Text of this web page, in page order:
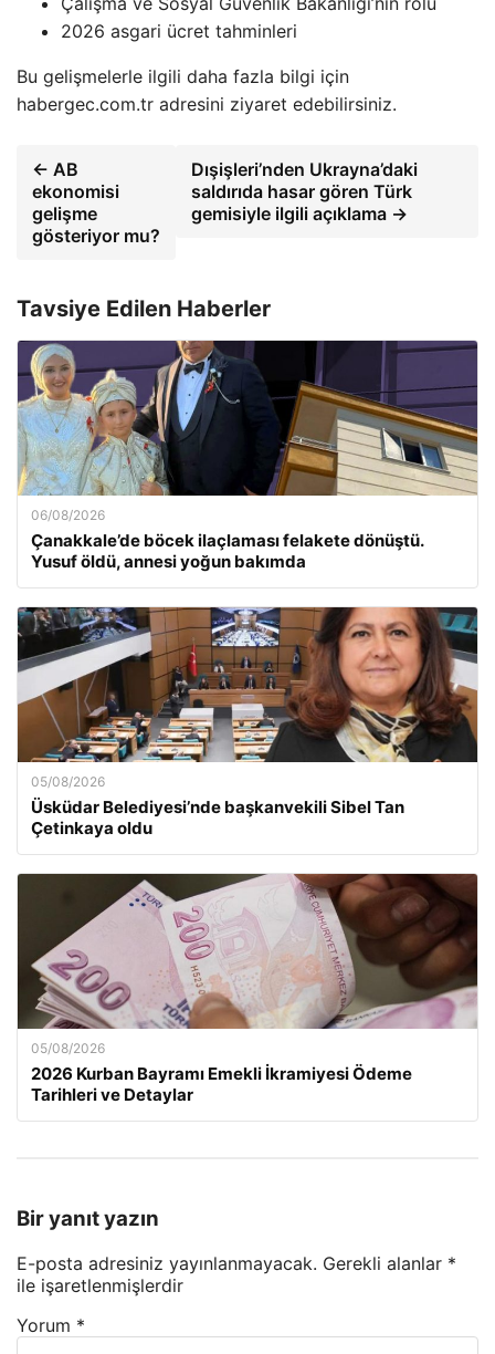
2026 asgari ücret tahminleri
Bu gelişmelerle ilgili daha fazla bilgi için
habergec.com.tr adresini ziyaret edebilirsiniz.
← AB
ekonomisi
gelişme
gösteriyor mu?
Dışişleri’nden Ukrayna’daki
saldırıda hasar gören Türk
gemisiyle ilgili açıklama →
Tavsiye Edilen Haberler
06/08/2026
Çanakkale’de böcek ilaçlaması felakete dönüştü.
Yusuf öldü, annesi yoğun bakımda
05/08/2026
Üsküdar Belediyesi’nde başkanvekili Sibel Tan
Çetinkaya oldu
05/08/2026
2026 Kurban Bayramı Emekli İkramiyesi Ödeme
Tarihleri ve Detaylar
Bir yanıt yazın
E-posta adresiniz yayınlanmayacak. Gerekli alanlar *
ile işaretlenmişlerdir
Yorum *